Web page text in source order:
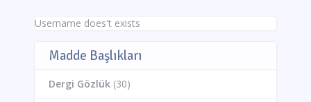
Username does't exists
Madde Başlıkları
Dergi Gözlük(30)